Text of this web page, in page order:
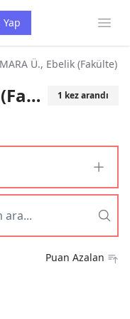
Ü., Ebelik (Fakülte)
MARMARA Ü., Ebelik (Fakülte) 1 kez arandı
Puan Azalan